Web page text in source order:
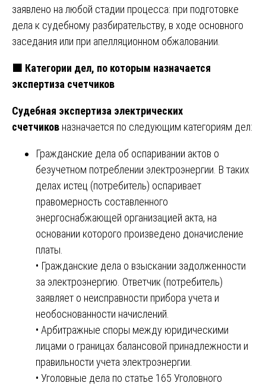
заявлено на любой стадии процесса: при подготовке
дела к судебному разбирательству, в ходе основного
заседания или при апелляционном обжаловании.
🟧 Категории дел, по которым назначается
экспертиза счетчиков
Судебная экспертиза электрических
счетчиков назначается по следующим категориям дел:
Гражданские дела об оспаривании актов о
безучетном потреблении электроэнергии. В таких
делах истец (потребитель) оспаривает
правомерность составленного
энергоснабжающей организацией акта, на
основании которого произведено доначисление
платы.
• Гражданские дела о взыскании задолженности
за электроэнергию. Ответчик (потребитель)
заявляет о неисправности прибора учета и
необоснованности начислений.
• Арбитражные споры между юридическими
лицами о границах балансовой принадлежности и
правильности учета электроэнергии.
• Уголовные дела по статье 165 Уголовного